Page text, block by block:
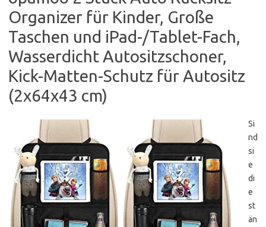
Organizer für Kinder, Große
Taschen und iPad-/Tablet-Fach,
Wasserdicht Autositzschoner,
Kick-Matten-Schutz für Autositz
(2x64x43 cm)
Si
nd
si
e
di
e
st
än